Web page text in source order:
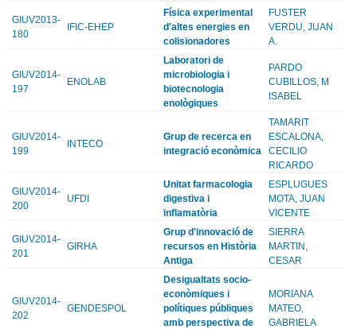
GIUV2013-
180
IFIC-EHEP
Física experimental
d'altes energies en
colisionadores
FUSTER
VERDU, JUAN
A.
GIUV2014-
197
ENOLAB
Laboratori de
microbiologia i
biotecnologia
enològiques
PARDO
CUBILLOS, M
ISABEL
GIUV2014-
199
INTECO
Grup de recerca en
integració econòmica
TAMARIT
ESCALONA,
CECILIO
RICARDO
GIUV2014-
200
UFDI
Unitat farmacologia
digestiva i
inflamatòria
ESPLUGUES
MOTA, JUAN
VICENTE
GIUV2014-
201
GIRHA
Grup d'innovació de
recursos en Història
Antiga
SIERRA
MARTIN,
CESAR
GIUV2014-
202
GENDESPOL
Desigualtats socio-
econòmiques i
polítiques públiques
amb perspectiva de
MORIANA
MATEO,
GABRIELA